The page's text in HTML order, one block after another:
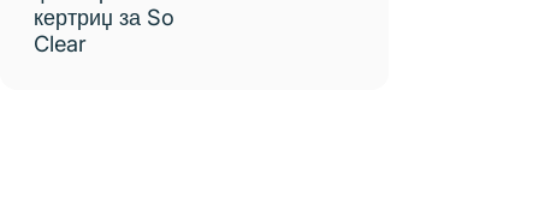
кертриџ за So
Clear